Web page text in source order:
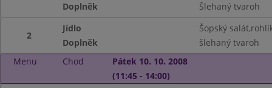
Doplněk
Šlehaný tvaroh
2
Jídlo
Šopský
Doplněk
šlehaný tvaroh
Menu
Chod
Pátek 10. 10. 2008
(11:45 - 14:00)